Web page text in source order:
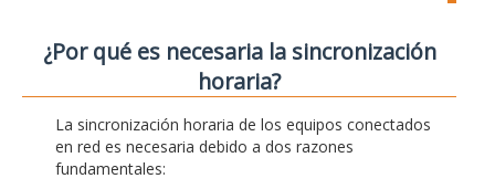
¿Por qué es necesaria la sincronización
horaria?
La sincronización horaria de los equipos conectados
en red es necesaria debido a dos razones
fundamentales: